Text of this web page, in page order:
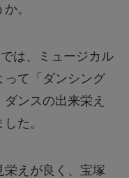
。
は、ミュージカル
って「ダンシング
ンスの出来栄え
た。
えが良く、宝塚